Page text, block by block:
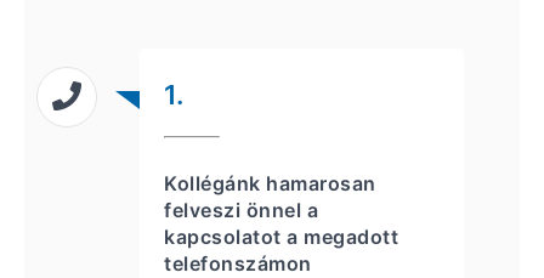
1.
Kollégánk hamarosan
felveszi önnel a
kapcsolatot a megadott
telefonszámon